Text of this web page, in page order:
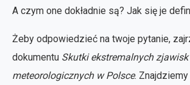
A czym one dokładnie są? Jak się je
Żeby odpowiedzieć na twoje pytanie,
dokumentu Skutki ekstremalnych zjawisk
meteorologicznych w Polsce.